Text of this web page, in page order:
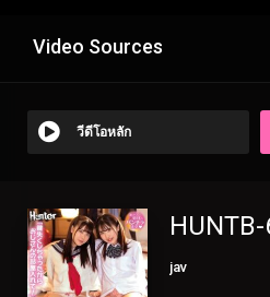
Video Sources
วีดีโอหลัก
jav